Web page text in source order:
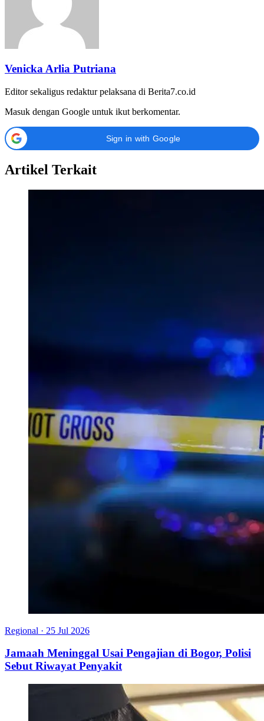
Venicka Arlia Putriana
Editor sekaligus redaktur pelaksana di Berita7.co.id
Masuk dengan Google untuk ikut berkomentar.
Sign in with Google
Artikel Terkait
Regional · 25 Jul 2026
Jamaah Meninggal Usai Pengajian di Bogor, Polisi
Sebut Riwayat Penyakit